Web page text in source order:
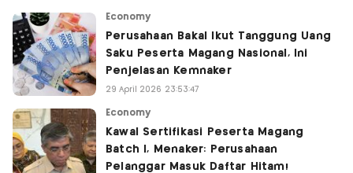
Economy
Perusahaan Bakal Ikut Tanggung Uang
Saku Peserta Magang Nasional, Ini
Penjelasan Kemnaker
29 April 2026 23:53:47
Economy
Kawal Sertifikasi Peserta Magang
Batch I, Menaker: Perusahaan
Pelanggar Masuk Daftar Hitam!